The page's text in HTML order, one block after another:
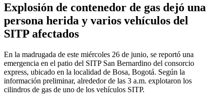
Explosión de contenedor de gas dejó una
persona herida y varios vehículos del
SITP afectados
En la madrugada de este miércoles 26 de junio, se reportó una
emergencia en el patio del SITP San Bernardino del consorcio
express, ubicado en la localidad de Bosa, Bogotá. Según la
información preliminar, alrededor de las 3 a.m. explotaron los
cilindros de gas de uno de los vehículos SITP.